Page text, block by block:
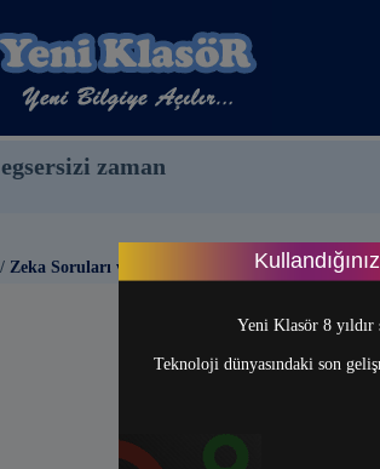
Yeni Klasör 8
Teknoloji dünyasındaki son
zaman
/ Zeka Soruları ve Bilmeceler